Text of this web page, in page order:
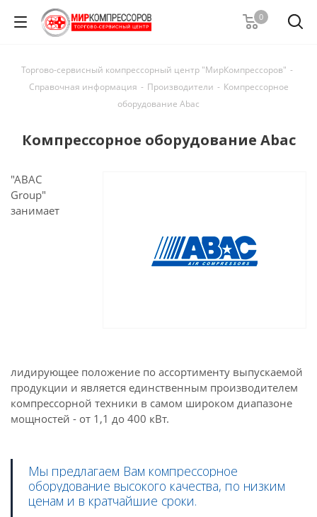
0
Торгово-сервисный компрессорный центр "МирКомпрессоров" -
Справочная информация - Производители - Компрессорное
оборудование Abac
Компрессорное оборудование Abac
"ABAC
Group"
занимает
лидирующее положение по ассортименту выпускаемой
продукции и является единственным производителем
компрессорной техники в самом широком диапазоне
мощностей - от 1,1 до 400 кВт.
Мы предлагаем Вам компрессорное
оборудование высокого качества, по низким
ценам и в кратчайшие сроки.